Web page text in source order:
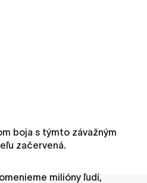
boja s týmto závažným
začervená.
milióny ľudí,
aktivite a preferenciách.
alebo aby sa uložila